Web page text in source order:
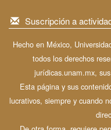
Suscripción a
Hecho en México,
todos los derechos
jurídicas.unam.mx,
Esta página y sus
lucrativos, siempre y cuando